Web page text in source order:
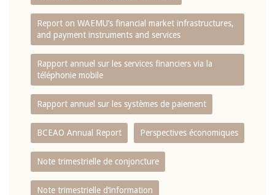
Report on WAEMU’s financial market infrastructures,
and payment instruments and services
Rapport annuel sur les services financiers via la
téléphonie mobile
Rapport annuel sur les systèmes de paiement
BCEAO Annual Report Perspectives économiques
Note trimestrielle de conjoncture
Note trimestrielle d‘information